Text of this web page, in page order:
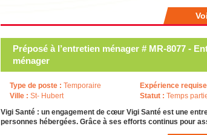
Préposé à l’entretien ménager # MR-8077 -
ménager
Type de poste : Temporaire
Ville : St- Hubert
Expérience
Statut : Temps
Vigi Santé : un engagement de cœur Vigi Santé est une
personnes hébergées. Grâce à ses efforts continus pour